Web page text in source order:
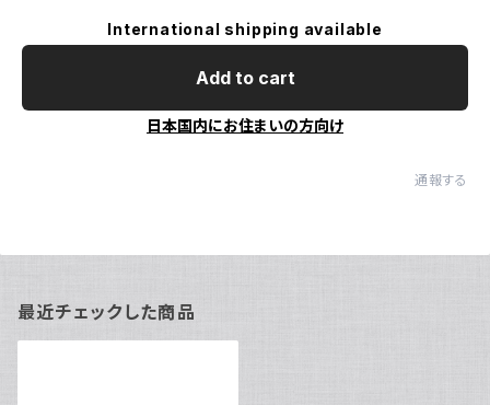
International shipping available
Add to cart
日本国内にお住まいの方向け
通報する
最近チェックした商品